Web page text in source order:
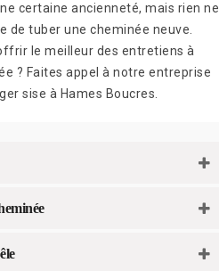
certaine ancienneté, mais rien ne
de tuber une cheminée neuve.
le meilleur des entretiens à
? Faites appel à notre entreprise
sise à Hames Boucres.